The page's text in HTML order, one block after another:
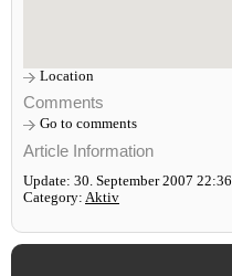
Location
Comments
Go to comments
Article Information
Update: 30. September 2007 22:36
Category: Aktiv